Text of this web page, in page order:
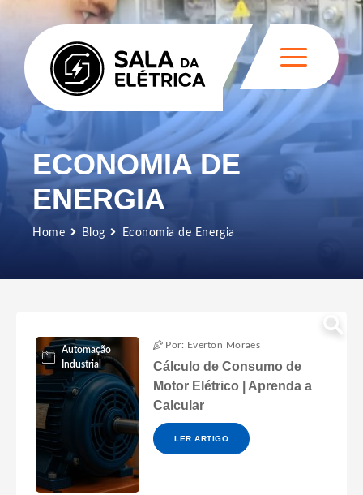
Home Blog Economia de Energia
ECONOMIA DE
ENERGIA
Automação
Industrial
Por: Everton Moraes
Cálculo de Consumo de
Motor Elétrico | Aprenda a
Calcular
LER ARTIGO